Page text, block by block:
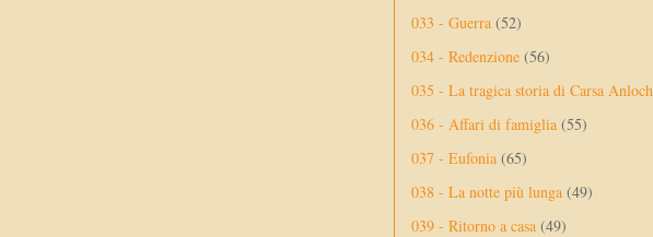
033 - Guerra (52)
034 - Redenzione (56)
035 - La tragica storia di Carsa Anloch
036 - Affari di famiglia (55)
037 - Eufonia (65)
038 - La notte più lunga (49)
039 - Ritorno a casa (49)